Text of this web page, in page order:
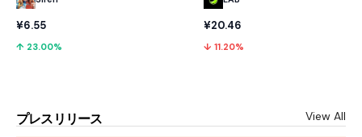
¥6.55
↑ 23.00%
¥20.46
↓ 11.20%
プレスリリース View All